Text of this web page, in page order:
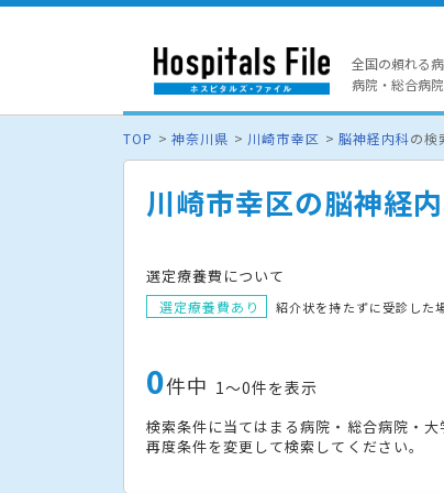
全国の頼れる
病院・総合病
TOP 神奈川県 川崎市幸区 脳神経内科の検
川崎市幸区の脳神経
選定療養費について
選定療養費あり
紹介状を持たずに受診した
0件中 1〜0件を表示
検索条件に当てはまる病院・総合病院・大
再度条件を変更して検索してください。